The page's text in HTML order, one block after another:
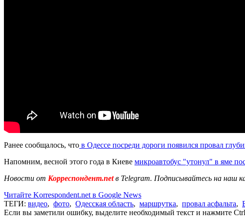
Ранее сообщалось, что в Одессе посреди дороги появился провал
Напомним, весной этого года в Киеве микроавтобус "утонул" в яме
Новости от Корреспондент.netв Telegram. Подписывайтесь на наш
Читайте Korrespondent.net в Google News
ТЕГИ: видео, фото, Одесская область, маршрутка, провал асфальта,
Если вы заметили ошибку, выделите необходимый текст и нажмите